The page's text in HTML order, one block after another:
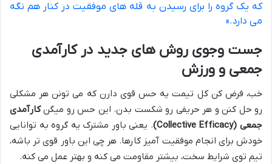
که یک گروه را برای رسیدن به قله های موفقیت در کنار هم نگه
می دارد.»
جست وجوی روش های جدید در کارآمدی
جمعی و ورزش
خب، فرض کن کل تیمت یه حس قوی دارن که می تونن هر مشکلی
رو حل کنن و هر حریفی رو شکست بدن. این حس رو میگنکارآمدی
جمعی (Collective Efficacy)
. یعنی باور مشترک یه گروه به توانایی
خودش برای انجام موفقیت آمیز کارها. هر چی این باور قوی تر باشه،
تیم توی شرایط سخت، بیشتر مقاومت می کنه و بهتر عمل می کنه.